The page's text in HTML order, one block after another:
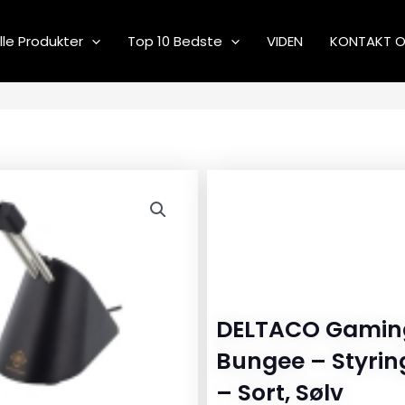
Produkter Top 10 Bedste VIDEN KONTAKT
DELTACO
Bungee –
– Sort, Sølv